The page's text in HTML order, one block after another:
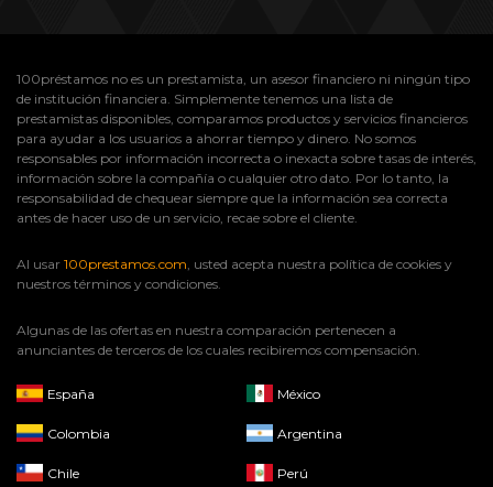
100préstamos no es un prestamista, un asesor financiero ni ningún tipo
de institución financiera. Simplemente tenemos una lista de
prestamistas disponibles, comparamos productos y servicios financieros
para ayudar a los usuarios a ahorrar tiempo y dinero. No somos
responsables por información incorrecta o inexacta sobre tasas de interés,
información sobre la compañía o cualquier otro dato. Por lo tanto, la
responsabilidad de chequear siempre que la información sea correcta
antes de hacer uso de un servicio, recae sobre el cliente.
Al usar 100prestamos.com, usted acepta nuestra política de cookies y
nuestros términos y condiciones.
Algunas de las ofertas en nuestra comparación pertenecen a
anunciantes de terceros de los cuales recibiremos compensación.
España México
Colombia Argentina
Chile Perú